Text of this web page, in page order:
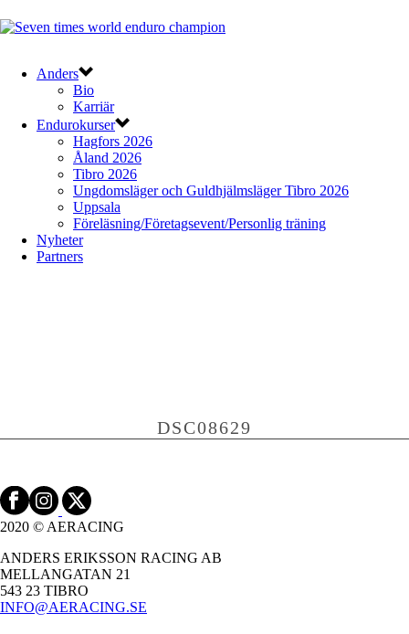
Anders
Bio
Karriär
Endurokurser
Hagfors 2026
Åland 2026
Tibro 2026
Ungdomsläger och Guldhjälmsläger Tibro 2026
Uppsala
Föreläsning/Företagsevent/Personlig träning
Nyheter
Partners
DSC08629
2020 © AERACING
ANDERS ERIKSSON RACING AB
MELLANGATAN 21
543 23 TIBRO
INFO@AERACING.SE